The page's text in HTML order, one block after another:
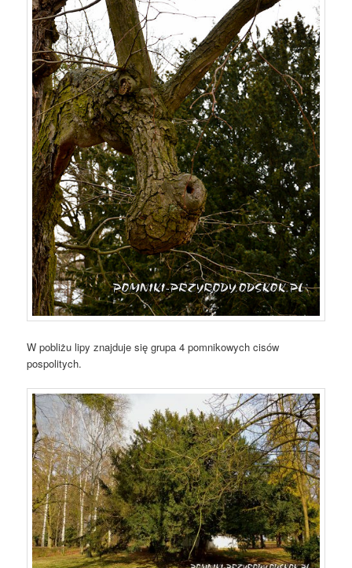
W pobliżu lipy znajduje się grupa 4 pomnikowych cisów
pospolitych.